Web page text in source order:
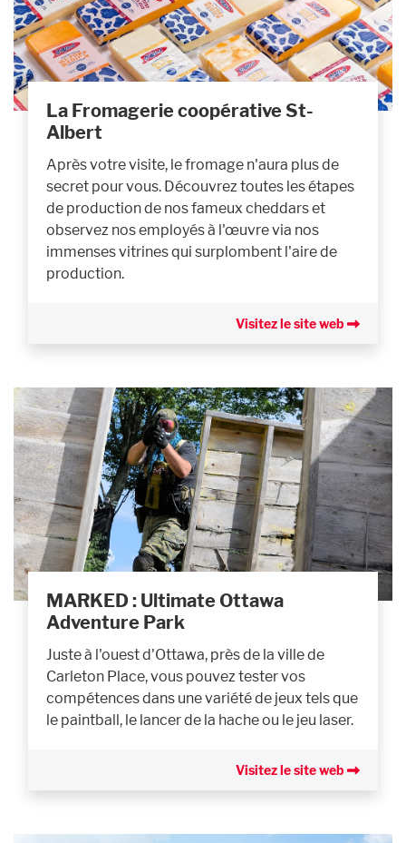
La Fromagerie coopérative St-
Albert
Après votre visite, le fromage n'aura plus de
secret pour vous. Découvrez toutes les étapes
de production de nos fameux cheddars et
observez nos employés à l'œuvre via nos
immenses vitrines qui surplombent l'aire de
production.
Visitez le site web
MARKED : Ultimate Ottawa
Adventure Park
Juste à l'ouest d'Ottawa, près de la ville de
Carleton Place, vous pouvez tester vos
compétences dans une variété de jeux tels que
le paintball, le lancer de la hache ou le jeu laser.
Visitez le site web